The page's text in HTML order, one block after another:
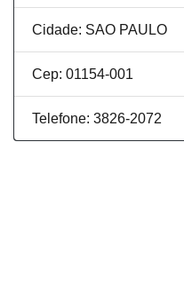
Cidade: SAO PAULO
Cep: 01154-001
Telefone: 3826-2072